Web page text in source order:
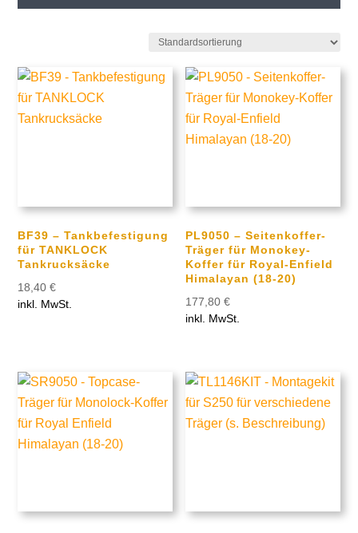
BF39 – Tankbefestigung
für TANKLOCK
Tankrucksäcke
18,40€
inkl. MwSt.
PL9050 – Seitenkoffer-
Träger für Monokey-
Koffer für Royal-Enfield
Himalayan (18-20)
177,80€
inkl. MwSt.